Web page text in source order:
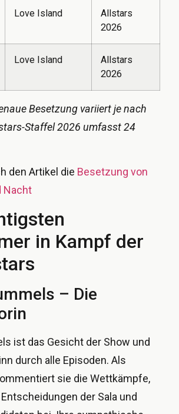
Love Island
Allstars
2026
Love Island
Allstars
2026
Besetzung variiert je nach
Staffel 2026 umfasst 24
den Artikel die Besetzung von
Nacht
in Kampf der
– Die
ist das Gesicht der Show und
durch alle Episoden. Als
sie die Wettkämpfe,
der Sala und